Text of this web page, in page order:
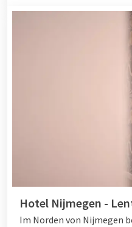
Hotel Nijmegen -
Im Norden von Nijmegen